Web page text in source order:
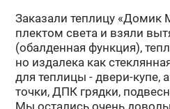
За­ка­за­ли теп­ли­цу
плек­том света и взяли
(обал­ден­ная функ­ция),
но из­да­ле­ка как
для теп­ли­цы - двери-​купе,
точ­ки, ДПК гряд­ки,
Мы оста­лись очень